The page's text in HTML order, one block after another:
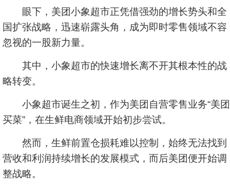
眼下，美团小象超市正凭借强劲的增长势头和全
国扩张战略，迅速崭露头角，成为即时零售领域不容
忽视的一股新力量。
其中，小象超市的快速增长离不开其根本性的战
略转变。
小象超市诞生之初，作为美团自营零售业务“美团
买菜”，在生鲜电商领域开始初步尝试。
然而，生鲜前置仓损耗难以控制，始终无法找到
营收和利润持续增长的发展模式，而后美团便开始调
整战略。